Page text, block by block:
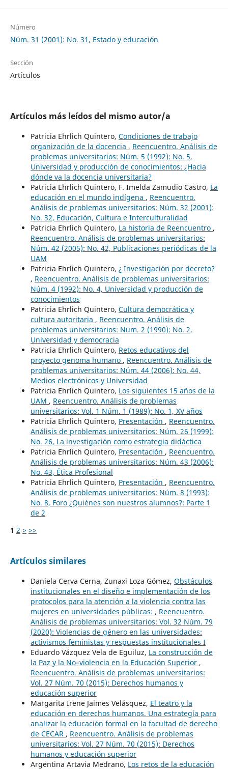
Número
Núm. 31 (2001): No. 31, Estado y educación
Sección
Artículos
Artículos más leídos del mismo autor/a
Patricia Ehrlich Quintero, Condiciones de trabajo
organización de la docencia , Reencuentro. Análisis de
problemas universitarios: Núm. 5 (1992): No. 5,
Universidad y producción de conocimientos: ¿Hacia
dónde va la docencia universitaria?
Patricia Ehrlich Quintero, F. Imelda Zamudio Castro, La
educación en el mundo indígena , Reencuentro.
Análisis de problemas universitarios: Núm. 32 (2001):
No. 32, Educación, Cultura e Interculturalidad
Patricia Ehrlich Quintero, La historia de Reencuentro ,
Reencuentro. Análisis de problemas universitarios:
Núm. 42 (2005): No. 42, Publicaciones periódicas de la
UAM
Patricia Ehrlich Quintero, ¿ Investigación por decreto?
, Reencuentro. Análisis de problemas universitarios:
Núm. 4 (1992): No. 4, Universidad y producción de
conocimientos
Patricia Ehrlich Quintero, Cultura democrática y
cultura autoritaria , Reencuentro. Análisis de
problemas universitarios: Núm. 2 (1990): No. 2,
Universidad y democracia
Patricia Ehrlich Quintero, Retos educativos del
proyecto genoma humano , Reencuentro. Análisis de
problemas universitarios: Núm. 44 (2006): No. 44,
Medios electrónicos y Universidad
Patricia Ehrlich Quintero, Los siguientes 15 años de la
UAM , Reencuentro. Análisis de problemas
universitarios: Vol. 1 Núm. 1 (1989): No. 1, XV años
Patricia Ehrlich Quintero, Presentación , Reencuentro.
Análisis de problemas universitarios: Núm. 26 (1999):
No. 26, La investigación como estrategia didáctica
Patricia Ehrlich Quintero, Presentación , Reencuentro.
Análisis de problemas universitarios: Núm. 43 (2006):
No. 43, Ética Profesional
Patricia Ehrlich Quintero, Presentación , Reencuentro.
Análisis de problemas universitarios: Núm. 8 (1993):
No. 8, Foro ¿Quiénes son nuestros alumnos?: Parte 1
de 2
1 2 > >>
Artículos similares
Daniela Cerva Cerna, Zunaxi Loza Gómez, Obstáculos
institucionales en el diseño e implementación de los
protocolos para la atención a la violencia contra las
mujeres en universidades públicas: , Reencuentro.
Análisis de problemas universitarios: Vol. 32 Núm. 79
(2020): Violencias de género en las universidades:
activismos feministas y respuestas institucionales I
Eduardo Vázquez Vela de Eguiluz, La construcción de
la Paz y la No–violencia en la Educación Superior ,
Reencuentro. Análisis de problemas universitarios:
Vol. 27 Núm. 70 (2015): Derechos humanos y
educación superior
Margarita Irene Jaimes Velásquez, El teatro y la
educación en derechos humanos. Una estrategía para
analizar la educación formal en la facultad de derecho
de CECAR , Reencuentro. Análisis de problemas
universitarios: Vol. 27 Núm. 70 (2015): Derechos
humanos y educación superior
Argentina Artavia Medrano, Los retos de la educación